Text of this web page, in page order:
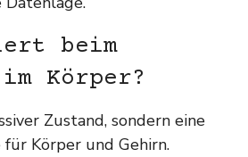
beim
Körper?
Zustand, sondern eine
für Körper und Gehirn.